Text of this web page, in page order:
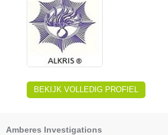
BEKIJK VOLLEDIG PROFIEL
Amberes Investigations